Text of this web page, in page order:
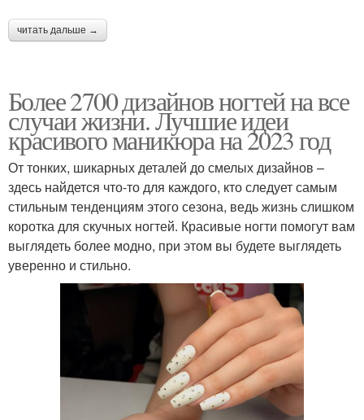
читать дальше →
Более 2700 дизайнов ногтей на все
случаи жизни. Лучшие идеи
красивого маникюра на 2023 год
От тонких, шикарных деталей до смелых дизайнов –
здесь найдется что-то для каждого, кто следует самым
стильным тенденциям этого сезона, ведь жизнь слишком
коротка для скучных ногтей. Красивые ногти помогут вам
выглядеть более модно, при этом вы будете выглядеть
уверенно и стильно.